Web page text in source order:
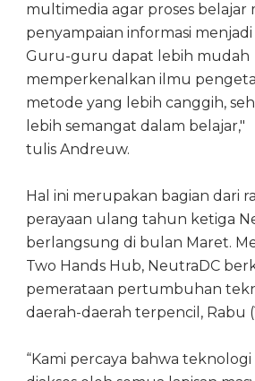
multimedia agar proses belajar
penyampaian informasi
Guru-guru dapat lebih mudah
memperkenalkan ilmu
metode yang lebih canggih,
lebih semangat dalam belajar,"
tulis Andreuw.
Hal ini merupakan bagian dari
perayaan ulang tahun ketiga
berlangsung di bulan Maret.
Two Hands Hub, NeutraDC
pemerataan pertumbuhan
daerah-daerah terpencil, Rabu
“Kami percaya bahwa